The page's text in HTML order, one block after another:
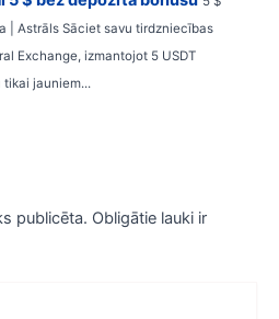
| Astrāls Sāciet savu tirdzniecības
Exchange, izmantojot 5 USDT
tikai jauniem...
publicēta. Obligātie lauki ir